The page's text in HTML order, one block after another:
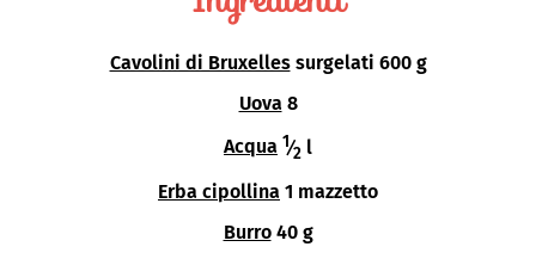
Cavolini di Bruxelles surgelati 600 g
Uova 8
Acqua 1⁄2 l
Erba cipollina 1 mazzetto
Burro 40 g